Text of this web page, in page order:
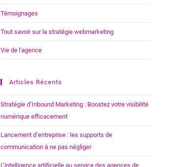
Témoignages
Tout savoir sur la stratégie webmarketing
Vie de l'agence
Articles Récents
Stratégie d’Inbound Marketing : Boostez votre visibilité
numérique efficacement
Lancement d’entreprise : les supports de
communication à ne pas négliger
L’intelligence artificielle au service des agences de